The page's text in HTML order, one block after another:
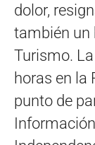
dolor,
también un
Turismo.
horas en la
punto de